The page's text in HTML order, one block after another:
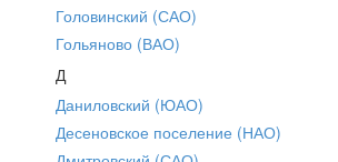
Головинский (САО)
Гольяново (ВАО)
Д
Даниловский (ЮАО)
Десеновское поселение (НАО)